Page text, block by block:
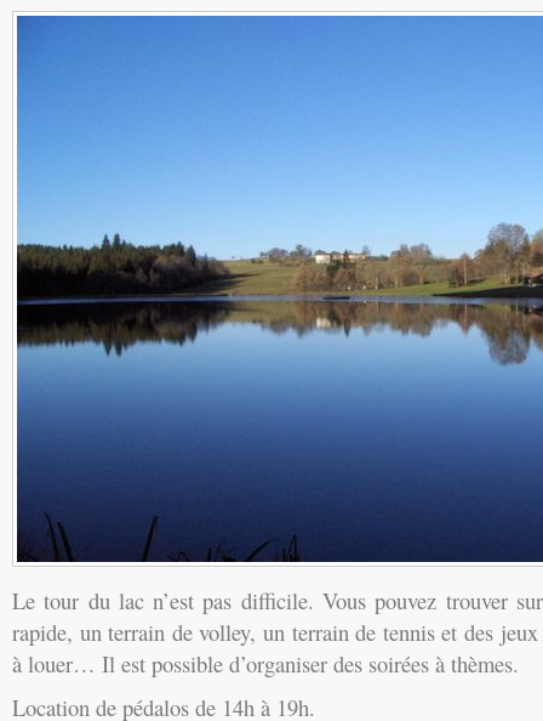
Le tour du lac n’est pas difficile. Vous pouvez trouver
rapide, un terrain de volley, un terrain de tennis et des
à louer… Il est possible d’organiser des soirées à thèmes.
Location de pédalos de 14h à 19h.